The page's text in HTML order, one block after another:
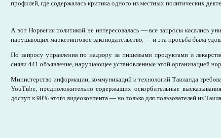
профилей, где содержалась критика одного из местных политических
А вот Норвегия политикой не интересовалась — все запросы касались
нарушающих маркетинговое законодательство, — и эта просьба была
По запросу управления по надзору за пищевыми продуктами и
сняли 441 объявление, нарушающее установленные этой организацией
Министерство информации, коммуникаций и технологий Таиланда
YouTube, предположительно содержащих оскорбительные
доступ к 90% этого видеоконтента — но только для пользователей из